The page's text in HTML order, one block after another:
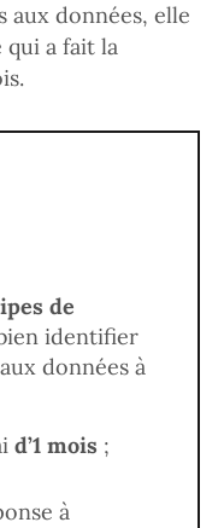
aux données, elle
a fait la
de
identifier
données à
d’1 mois ;
à